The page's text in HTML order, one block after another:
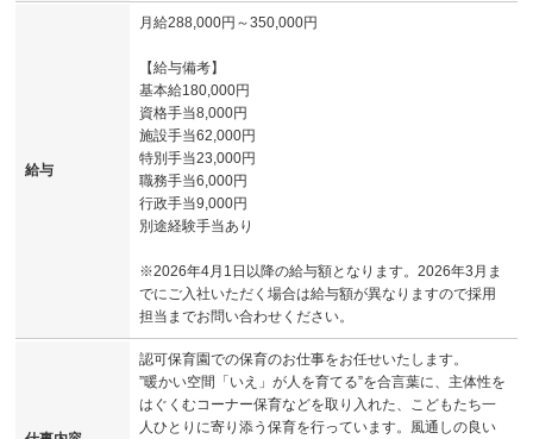
給与
月給288,000円～350,000円
【給与備考】
基本給180,000円
資格手当8,000円
施設手当62,000円
特別手当23,000円
職務手当6,000円
行政手当9,000円
別途経験手当あり
※2026年4月1日以降の給与額となります。2026年3月ま
でにご入社いただく場合は給与額が異なりますので採用
担当までお問い合わせください。
認可保育園での保育のお仕事をお任せいたします。
”暖かい空間「いえ」が人を育てる”を合言葉に、主体性を
はぐくむコーナー保育などを取り入れた、こどもたち一
人ひとりに寄り添う保育を行っています。風通しの良い